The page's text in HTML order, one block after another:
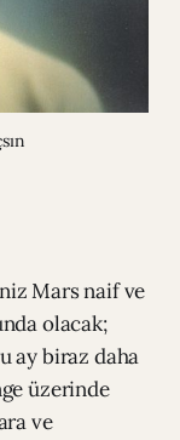
Mars naif ve
olacak;
ay biraz daha
üzerinde
ve